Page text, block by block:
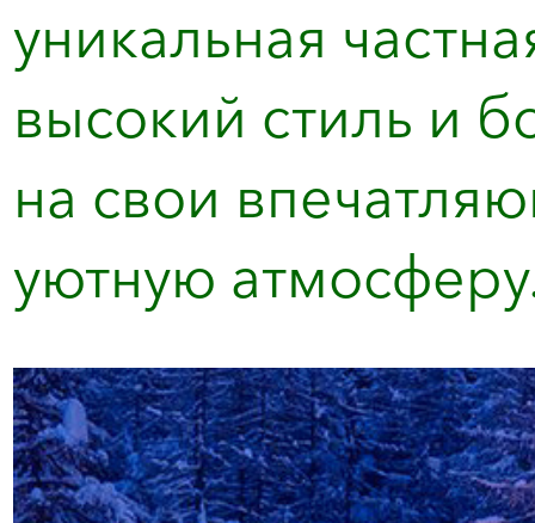
уникальная
высокий стиль и
на свои
уютную